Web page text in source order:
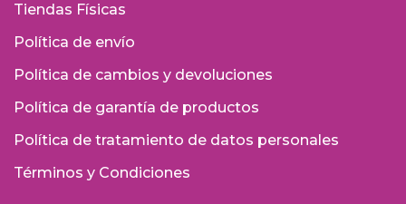
Tiendas Físicas
Política de envío
Política de cambios y devoluciones
Política de garantía de productos
Política de tratamiento de datos personales
Términos y Condiciones